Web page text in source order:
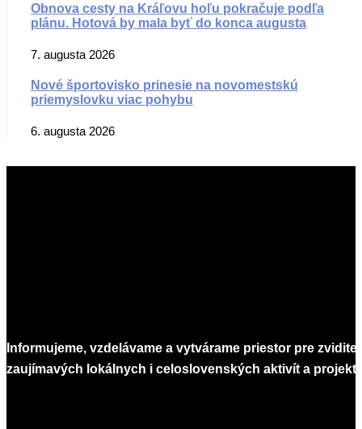
Obnova cesty na Kráľovu hoľu pokračuje podľa
plánu. Hotová by mala byť do konca augusta
7. augusta 2026
Nové športovisko prinesie na novomestskú
priemyslovku viac pohybu
6. augusta 2026
Informujeme, vzdelávame a vytvárame priestor pre
zaujímavých lokálnych i celoslovenských aktivít a